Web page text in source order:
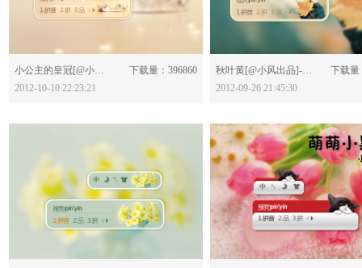
分享：
小公主的皇冠[@小风出品]-439913
下载量：396860
2012-10-10 22:23:21
分享：
秋叶黄[@小风出品]-439210
下载量
2012-09-26 21:45:30